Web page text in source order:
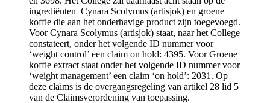
ingrediënten Cynara Scolymus (artisjok) en groene
koffie die aan het onderhavige product zijn toegevoegd.
Voor Cynara Scolymus (artisjok) staat, naar het College
constateert, onder het volgende ID nummer voor
‘weight control’ een claim on hold: 4395. Voor Groene
koffie extract staat onder het volgende ID nummer voor
‘weight management’ een claim ‘on hold’: 2031. Op
deze claims is de overgangsregeling van artikel 28 lid 5
van de Claimsverordening van toepassing.